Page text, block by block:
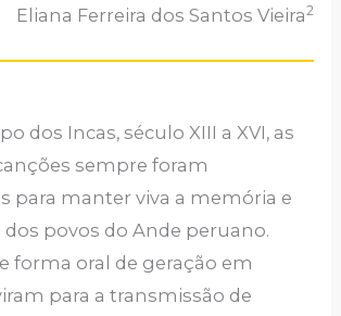
Eliana Ferreira dos Santos Vieira2
dos Incas, século XIII a XVI, as
sempre foram
para manter viva a memória e
povos do Ande peruano.
forma oral de geração em
para a transmissão de